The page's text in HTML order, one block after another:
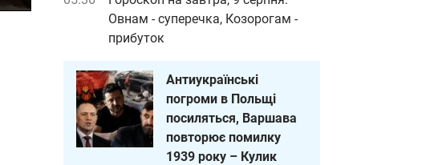
Овнам - суперечка, Козорогам -
прибуток
Антиукраїнські
погроми в Польщі
посиляться, Варшава
повторює помилку
1939 року – Кулик